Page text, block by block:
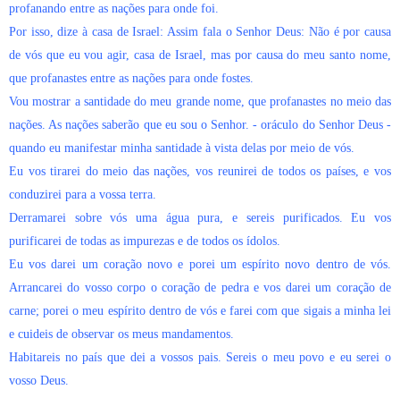
profanando entre as nações para onde foi.
Por isso, dize à casa de Israel: Assim fala o Senhor Deus: Não é por causa
de vós que eu vou agir, casa de Israel, mas por causa do meu santo nome,
que profanastes entre as nações para onde fostes.
Vou mostrar a santidade do meu grande nome, que profanastes no meio das
nações. As nações saberão que eu sou o Senhor. - oráculo do Senhor Deus -
quando eu manifestar minha santidade à vista delas por meio de vós.
Eu vos tirarei do meio das nações, vos reunirei de todos os países, e vos
conduzirei para a vossa terra.
Derramarei sobre vós uma água pura, e sereis purificados. Eu vos
purificarei de todas as impurezas e de todos os ídolos.
Eu vos darei um coração novo e porei um espírito novo dentro de vós.
Arrancarei do vosso corpo o coração de pedra e vos darei um coração de
carne; porei o meu espírito dentro de vós e farei com que sigais a minha lei
e cuideis de observar os meus mandamentos.
Habitareis no país que dei a vossos pais. Sereis o meu povo e eu serei o
vosso Deus.